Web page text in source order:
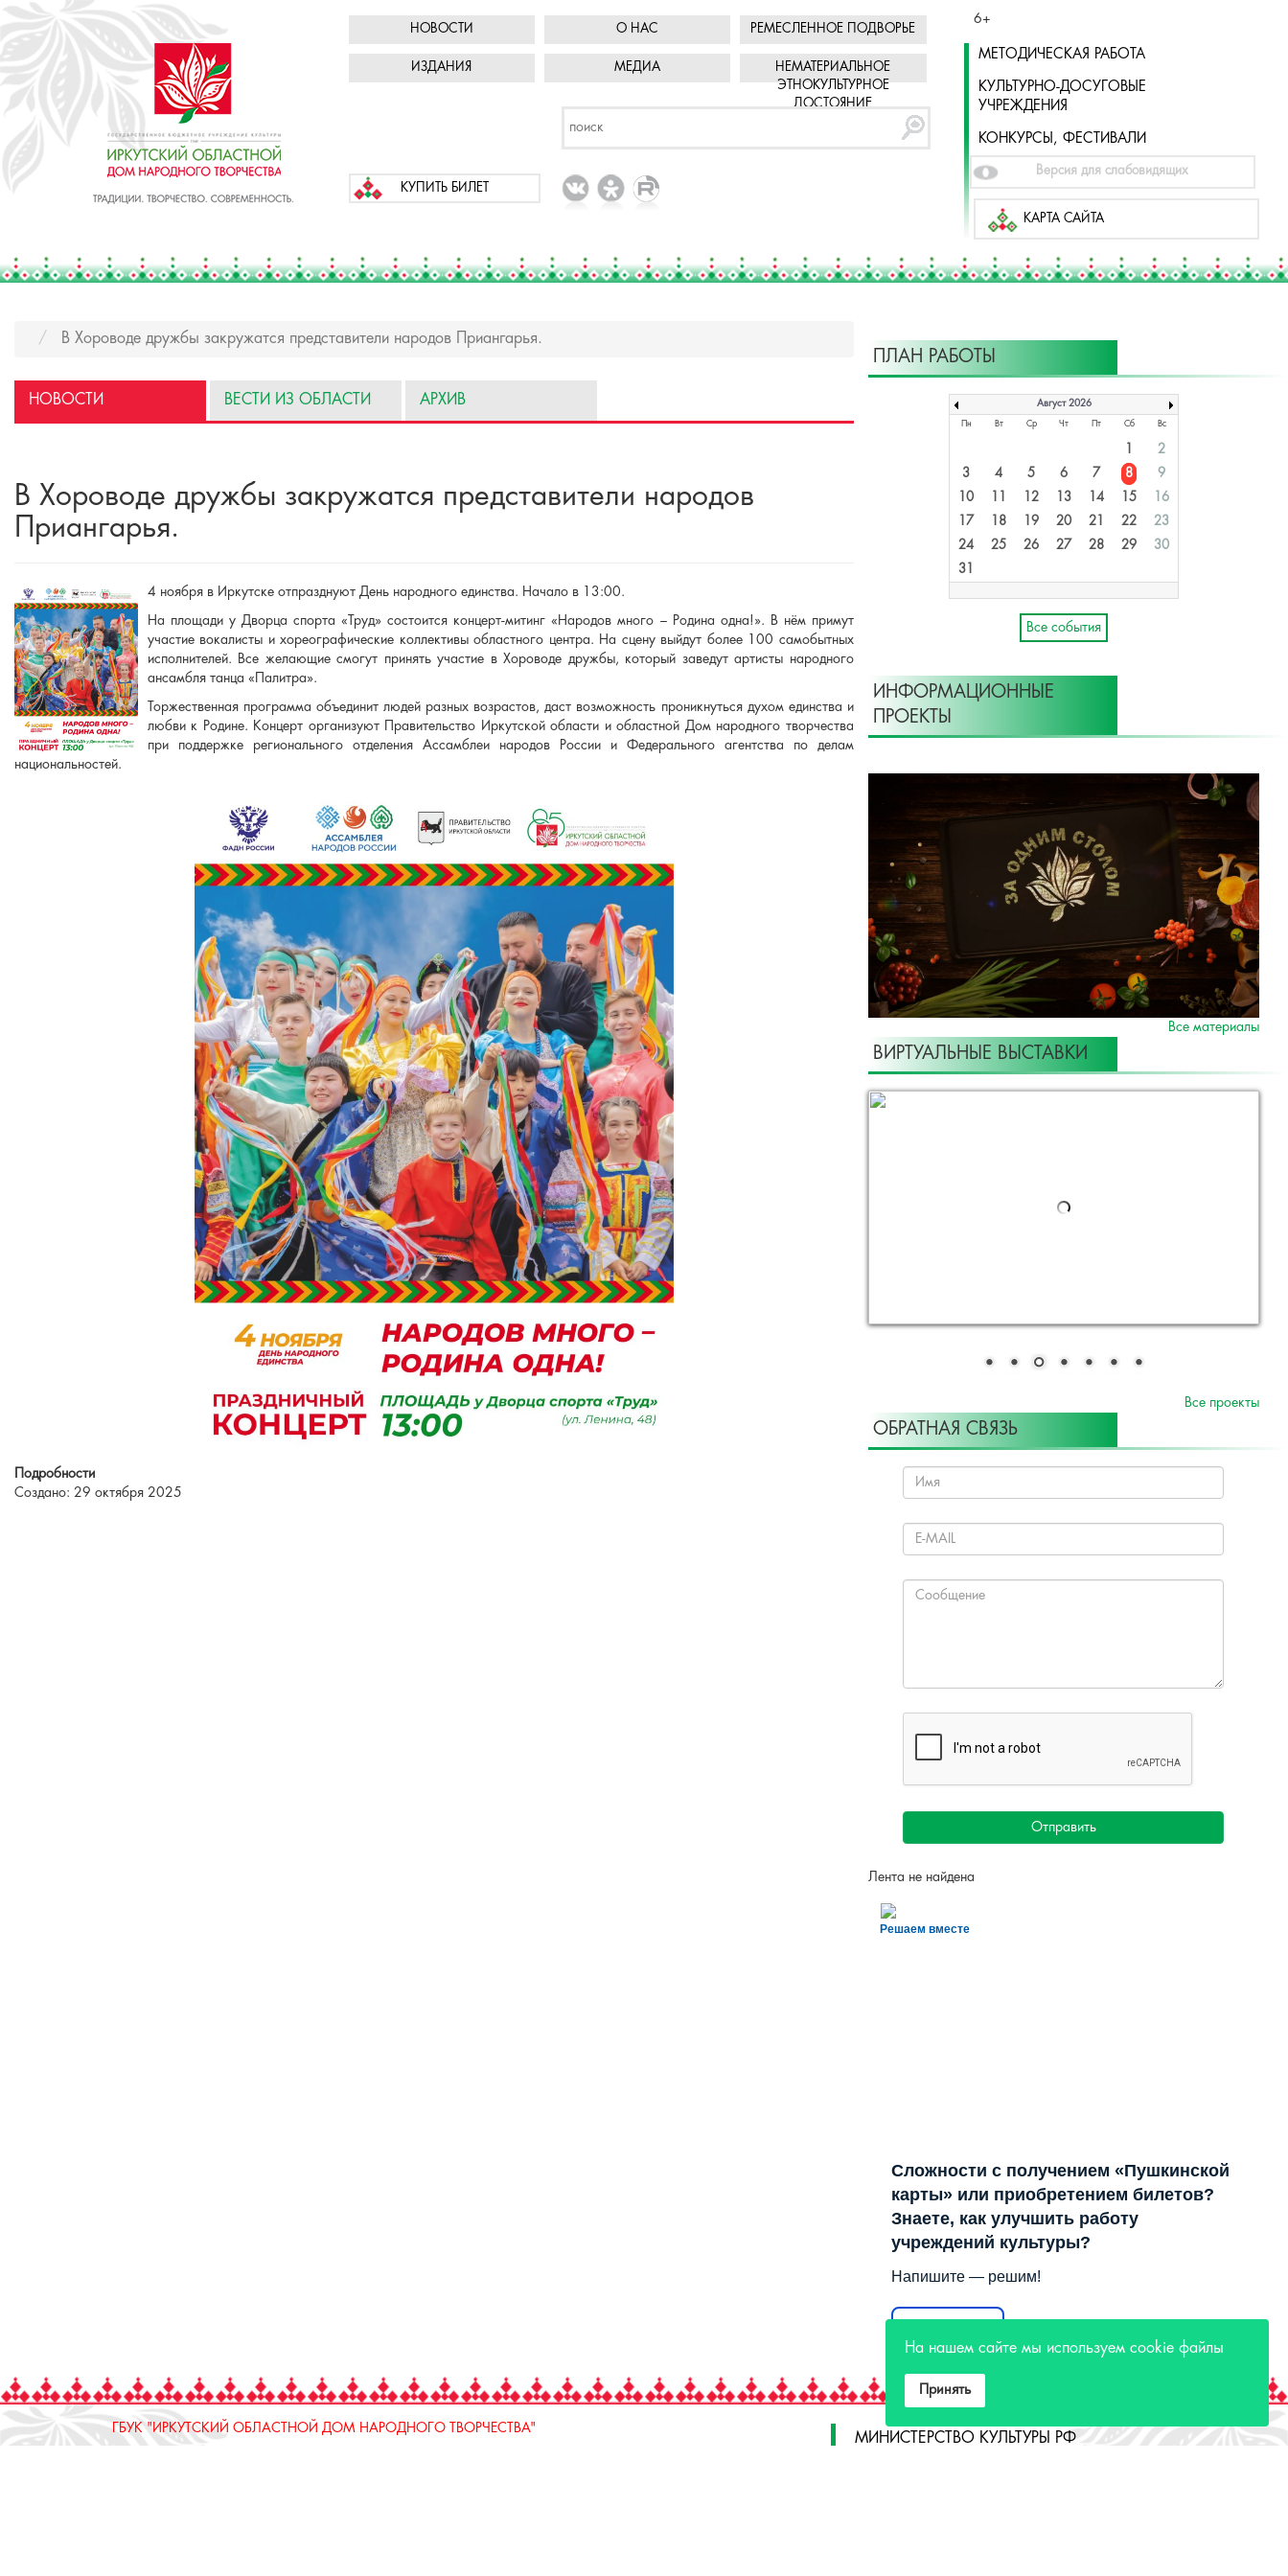
НОВОСТИ О НАС РЕМЕСЛЕННОЕ ПОДВОРЬЕ
ИЗДАНИЯ МЕДИА
НЕМАТЕРИАЛЬНОЕ
ЭТНОКУЛЬТУРНОЕ
ДОСТОЯНИЕ
КУПИТЬ БИЛЕТ
6+
МЕТОДИЧЕСКАЯ РАБОТА
КУЛЬТУРНО-ДОСУГОВЫЕ
УЧРЕЖДЕНИЯ
КОНКУРСЫ, ФЕСТИВАЛИ
Версия для слабовидящих
КАРТА САЙТА
В Хороводе дружбы закружатся представители народов Приангарья.
НОВОСТИ ВЕСТИ ИЗ ОБЛАСТИ АРХИВ
В Хороводе дружбы закружатся представители народов
Приангарья.
4 ноября в Иркутске отпразднуют День народного единства. Начало в 13:00.
На площади у Дворца спорта «Труд» состоится концерт-митинг «Народов много – Родина одна!». В нём примут
участие вокалисты и хореографические коллективы областного центра. На сцену выйдут более 100 самобытных
исполнителей. Все желающие смогут принять участие в Хороводе дружбы, который заведут артисты народного
ансамбля танца «Палитра».
Торжественная программа объединит людей разных возрастов, даст возможность проникнуться духом единства и
любви к Родине. Концерт организуют Правительство Иркутской области и областной Дом народного творчества
при поддержке регионального отделения Ассамблеи народов России и Федерального агентства по делам
национальностей.
Подробности
Создано: 29 октября 2025
ПЛАН РАБОТЫ
Август 2026
Пн Вт Ср Чт Пт Сб Вс
1
2
3
4 5 6 7 8
9
10
11 12 13 14 15
16
17
18 19 20 21 22
23
24
25 26 27 28 29
30
31
Все события
ИНФОРМАЦИОННЫЕ
ПРОЕКТЫ
Все материалы
ВИРТУАЛЬНЫЕ ВЫСТАВКИ
Все проекты
ОБРАТНАЯ СВЯЗЬ
Отправить
Лента не найдена
Решаем вместе
Сложности с получением «Пушкинской
карты» или приобретением билетов?
Знаете, как улучшить работу
учреждений культуры?
Напишите — решим!
ГБУК "ИРКУТСКИЙ ОБЛАСТНОЙ ДОМ НАРОДНОГО ТВОРЧЕСТВА"
МИНИСТЕРСТВО КУЛЬТУРЫ РФ
На нашем сайте мы используем cookie файлы
Принять